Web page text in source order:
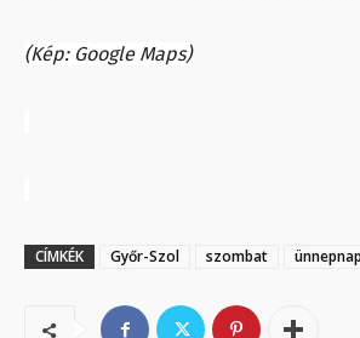
(Kép: Google Maps)
CÍMKÉK Győr-Szol szombat ünnepnap